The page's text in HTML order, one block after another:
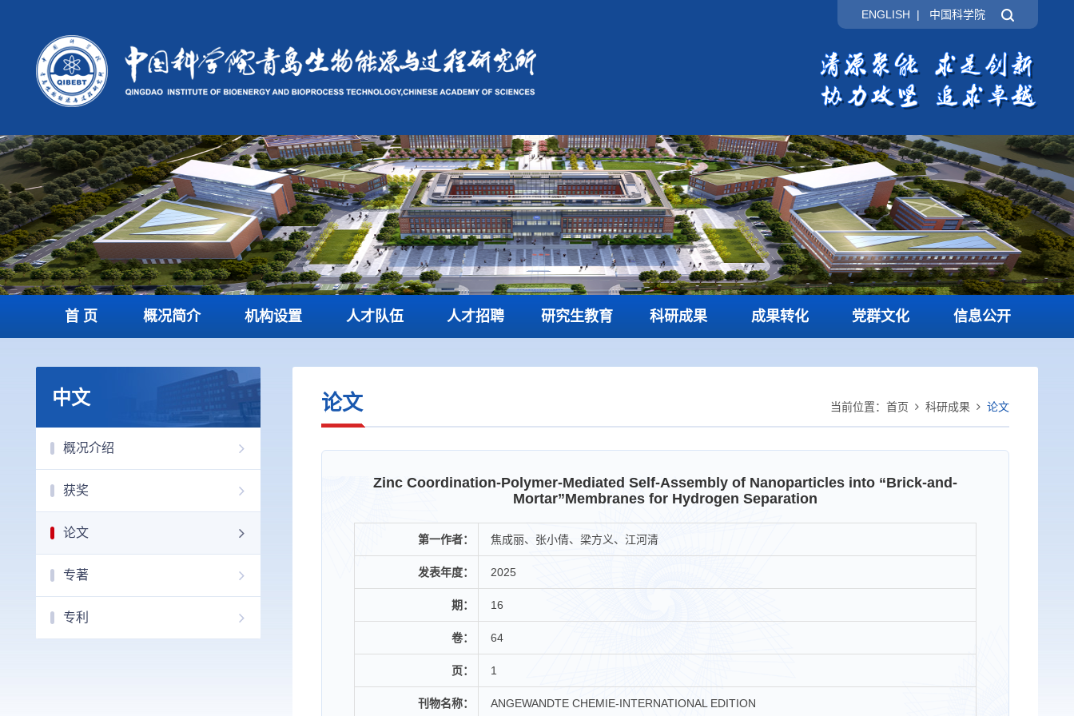
ENGLISH | 中国科学院
首 页 概况简介 机构设置 人才队伍 人才招聘 研究生教育 科研成果 成果转化 党群文化 信息公开
中文
概况介绍
获奖
论文
专著
专利
当前位置： 首页 科研成果 论文
论文
Zinc Coordination-Polymer-Mediated Self-Assembly of Nanoparticles into “Brick-and-
Mortar”Membranes for Hydrogen Separation
第一作者： 焦成丽、张小倩、梁方义、江河清
发表年度： 2025
期： 16
卷： 64
页： 1
刊物名称： ANGEWANDTE CHEMIE-INTERNATIONAL EDITION